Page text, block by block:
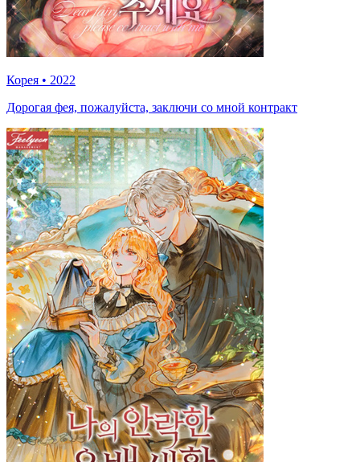
Корея • 2022
Дорогая фея, пожалуйста, заключи со мной контракт